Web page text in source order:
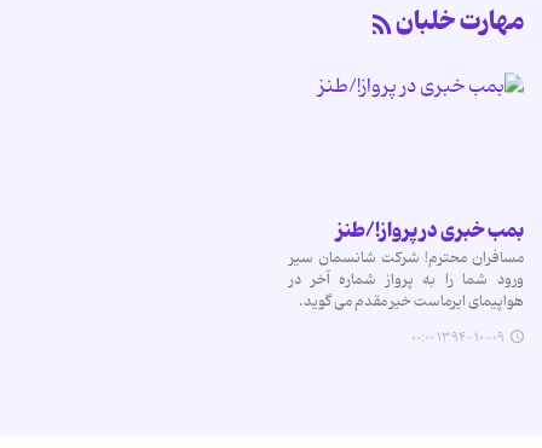
مهارت خلبان
بمب خبری در پرواز!/طنز
مسافران محترم! شرکت شانسمان سیر
ورود شما را به پرواز شماره آخر در
هواپیمای ایرماست خیر مقدم می گوید.
۱۳۹۴-۱۰-۰۹ ۰۰:۰۰